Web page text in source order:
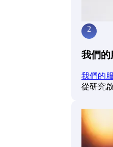
2
我們的
我們的
從研究